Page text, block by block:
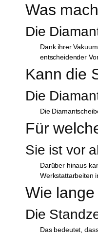
Was
Die
Dank ihrer
entscheidender
Kann die
Die
Die
Für
Sie ist vor
Darüber hinaus
Werkstattarbeiten
Wie
Die
Das bedeutet,